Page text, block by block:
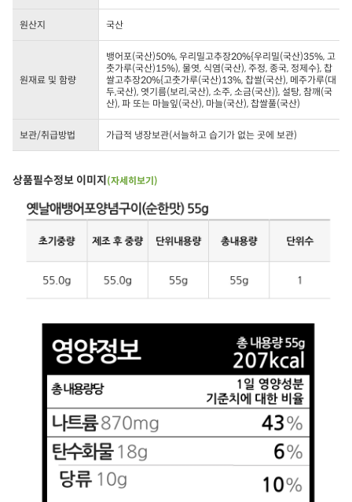
원산지 국산
원재료 및 함량
뱅어포(국산)50%, 우리밀고추장20%{우리밀(국산)35%, 고
춧가루(국산)15%), 물엿, 식염(국산), 주정, 종국, 정제수}, 찹
쌀고추장20%{고춧가루(국산)13%, 찹쌀(국산), 메주가루(대
두,국산), 엿기름(보리,국산), 소주, 소금(국산)}, 설탕, 참깨(국
산), 파 또는 마늘잎(국산), 마늘(국산), 찹쌀풀(국산)
보관/취급방법 가급적 냉장보관(서늘하고 습기가 없는 곳에 보관)
상품필수정보 이미지 (자세히보기)